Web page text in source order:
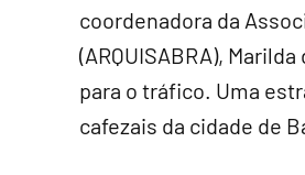
coordenadora da
(ARQUISABRA),
para o tráfico. Uma
cafezais da cidade de